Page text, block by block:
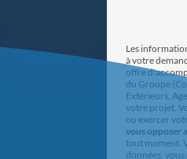
Les
à votre
offre
du Groupe
Extérieurs,
votre projet.
ou exercer
vous opposer
tout moment.
données,